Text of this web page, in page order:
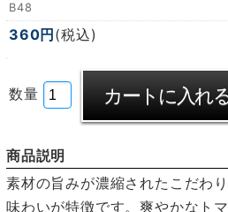
B48
360円 (税込)
数量
商品説明
素材の旨みが濃縮されたこだわ
味わいが特徴です。爽やかなト